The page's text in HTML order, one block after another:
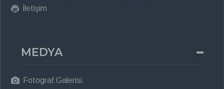
İletişim
MEDYA
Fotograf Galerisi